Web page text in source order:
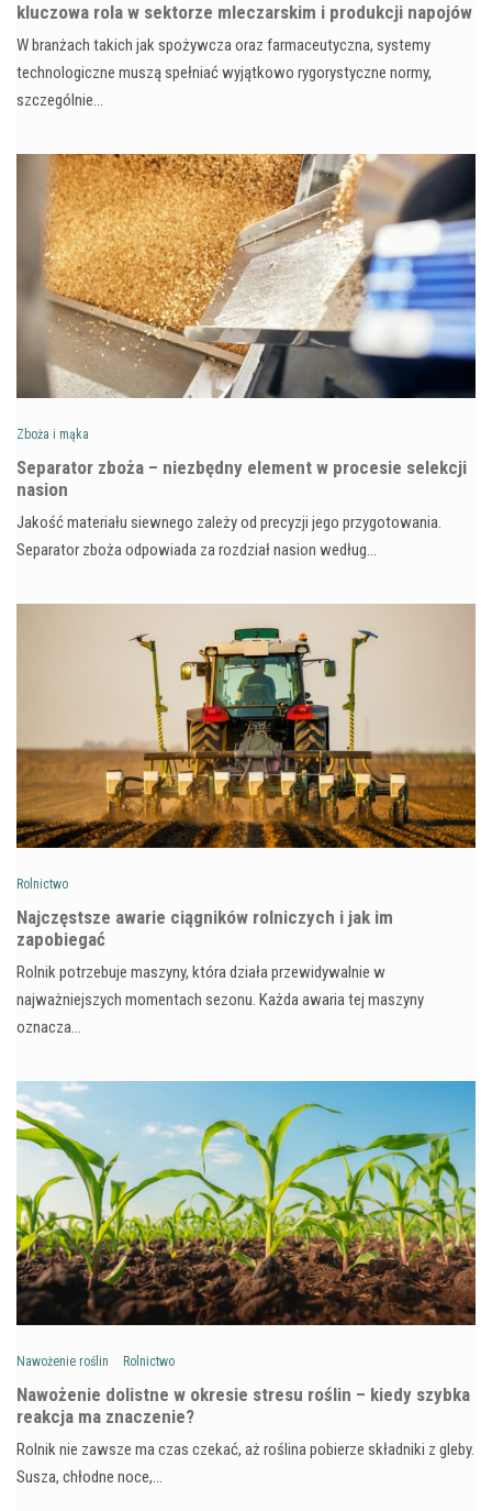
kluczowa rola w sektorze mleczarskim i produkcji napojów
W branżach takich jak spożywcza oraz farmaceutyczna, systemy
technologiczne muszą spełniać wyjątkowo rygorystyczne normy,
szczególnie…
Zboża i mąka
Separator zboża – niezbędny element w procesie selekcji
nasion
Jakość materiału siewnego zależy od precyzji jego przygotowania.
Separator zboża odpowiada za rozdział nasion według…
Rolnictwo
Najczęstsze awarie ciągników rolniczych i jak im
zapobiegać
Rolnik potrzebuje maszyny, która działa przewidywalnie w
najważniejszych momentach sezonu. Każda awaria tej maszyny
oznacza…
Nawożenie roślin Rolnictwo
Nawożenie dolistne w okresie stresu roślin – kiedy szybka
reakcja ma znaczenie?
Rolnik nie zawsze ma czas czekać, aż roślina pobierze składniki z gleby.
Susza, chłodne noce,…